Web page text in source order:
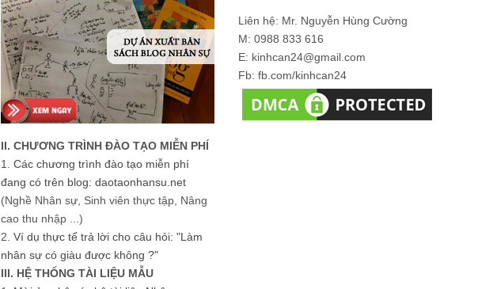
II. CHƯƠNG TRÌNH ĐÀO TẠO MIỄN PHÍ
1. Các chương trình đào tạo miễn phí
đang có trên blog: daotaonhansu.net
(Nghề Nhân sự, Sinh viên thực tập, Nâng
cao thu nhập ...)
2. Ví dụ thực tế trả lời cho câu hỏi: "Làm
nhân sự có giàu được không ?"
III. HỆ THỐNG TÀI LIỆU MẪU
Liên hệ: Mr. Nguyễn Hùng Cường
M: 0988 833 616
E: kinhcan24@gmail.com
Fb: fb.com/kinhcan24